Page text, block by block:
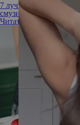
7 лучших белковых
смузи
Читать полностью